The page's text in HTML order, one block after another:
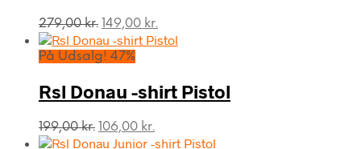
279,00kr. Den
oprindelige
pris
279,00 kr..
149,00 kr.
aktuelle
149,00 kr..
På Udsalg! 47%
Rsl Donau -shirt Pistol
199,00kr. Den
oprindelige
106,00 kr.
aktuelle